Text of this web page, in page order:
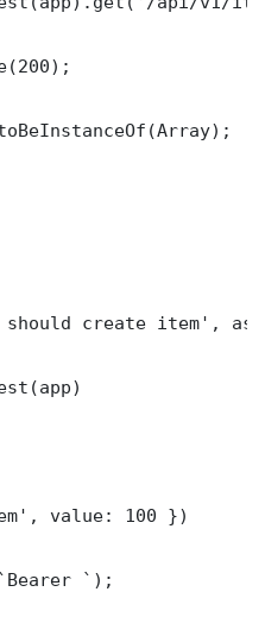
create item',
value: 100 })
`);